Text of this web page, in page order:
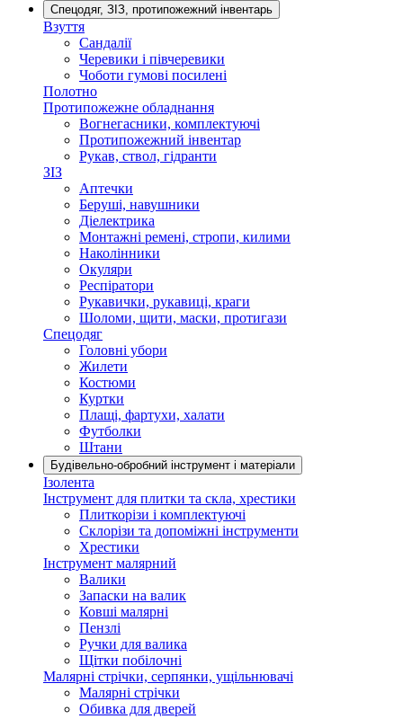
Спецодяг, ЗІЗ, протипожежний інвентарь
Взуття
Сандалії
Черевики і півчеревики
Чоботи гумові посилені
Полотно
Протипожежне обладнання
Вогнегасники, комплектуючі
Протипожежний інвентар
Рукав, ствол, гідранти
ЗІЗ
Аптечки
Беруші, навушники
Діелектрика
Монтажні ремені, стропи, килими
Наколінники
Окуляри
Респіратори
Рукавички, рукавиці, краги
Шоломи, щити, маски, протигази
Спецодяг
Головні убори
Жилети
Костюми
Куртки
Плащі, фартухи, халати
Футболки
Штани
Будівельно-обробний інструмент і матеріали
Ізолента
Інструмент для плитки та скла, хрестики
Плиткорізи і комплектуючі
Склорізи та допоміжні інструменти
Хрестики
Інструмент малярний
Валики
Запаски на валик
Ковші малярні
Пензлі
Ручки для валика
Щітки побілочні
Малярні стрічки, серпянки, ущільнювачі
Малярні стрічки
Обивка для дверей